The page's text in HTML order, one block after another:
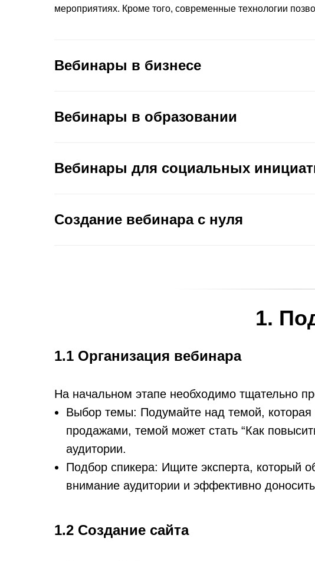
мероприятиях. Кроме того, современные технологии
Вебинары в бизнесе
Вебинары в образовании
Вебинары для социальных
Создание вебинара с нуля
1.
1.1 Организация вебинара
На начальном этапе необходимо тщательно
Выбор темы: Подумайте над темой,
продажами, темой может стать “Как
аудитории.
Подбор спикера: Ищите эксперта, который
внимание аудитории и эффективно
1.2 Создание сайта